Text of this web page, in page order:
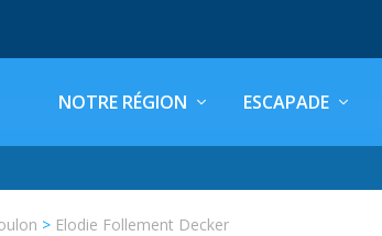
NOTRE RÉGION ESCAPADE
> Elodie Follement Decker